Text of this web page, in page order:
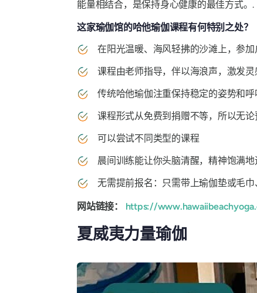
能量相结合，是保持身心健康的最佳方式。.
这家瑜伽馆的哈他瑜伽课程有何特别之处？
在阳光温暖、海风轻拂的沙滩上，参
课程由老师指导，伴以海浪声，激发灵
传统哈他瑜伽注重保持稳定的姿势和呼
课程形式从免费到捐赠不等，所以无论
可以尝试不同类型的课程
晨间训练能让你头脑清醒，精神饱满地
无需提前报名：只需带上瑜伽垫或毛巾
网站链接： https://
夏威夷力量瑜伽